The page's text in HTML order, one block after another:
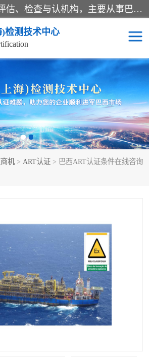
*是一家的测试、评估、检查与认机构，主要从事巴西NR10认证、NR12认证、NR13认证；ANATEL认证、INMTRO认证，欧盟CE认证：MD认证，PED认证，MID认证，ATEX认证，德国蓝色天使认证。
检测技术中心
机 > ART认证 > 巴西ART认证条件在线咨询
NR10认证
NR13认证
巴西NR认证
RETIE认证